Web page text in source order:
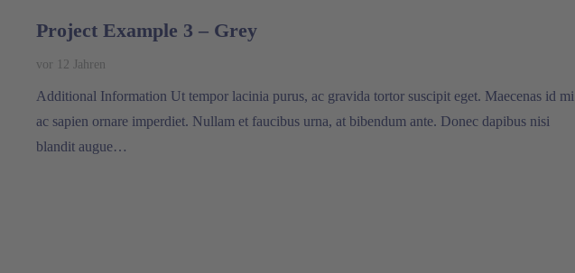
Project Example 3 – Grey
vor 12 Jahren
Additional Information Ut tempor lacinia purus, ac gravida tortor suscipit eget. Maecenas id mi
ac sapien ornare imperdiet. Nullam et faucibus urna, at bibendum ante. Donec dapibus nisi
blandit augue…